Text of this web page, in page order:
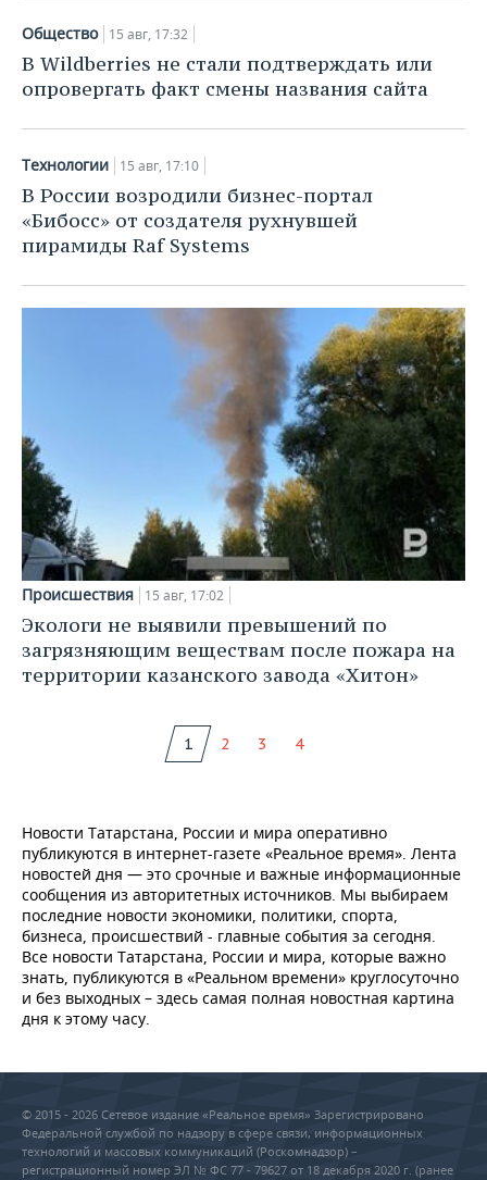
Общество 15 авг, 17:32
В Wildberries не стали подтверждать или
опровергать факт смены названия сайта
Технологии 15 авг, 17:10
В России возродили бизнес-портал
«Бибосс» от создателя рухнувшей
пирамиды Raf Systems
Происшествия 15 авг, 17:02
Экологи не выявили превышений по
загрязняющим веществам после пожара на
территории казанского завода «Хитон»
1 2 3 4
Новости Татарстана, России и мира оперативно
публикуются в интернет-газете «Реальное время». Лента
новостей дня — это срочные и важные информационные
сообщения из авторитетных источников. Мы выбираем
последние новости экономики, политики, спорта,
бизнеса, происшествий - главные события за сегодня.
Все новости Татарстана, России и мира, которые важно
знать, публикуются в «Реальном времени» круглосуточно
и без выходных – здесь самая полная новостная картина
дня к этому часу.
© 2015 - 2026 Сетевое издание «Реальное время» Зарегистрировано
Федеральной службой по надзору в сфере связи, информационных
технологий и массовых коммуникаций (Роскомнадзор) –
регистрационный номер ЭЛ № ФС 77 - 79627 от 18 декабря 2020 г. (ранее